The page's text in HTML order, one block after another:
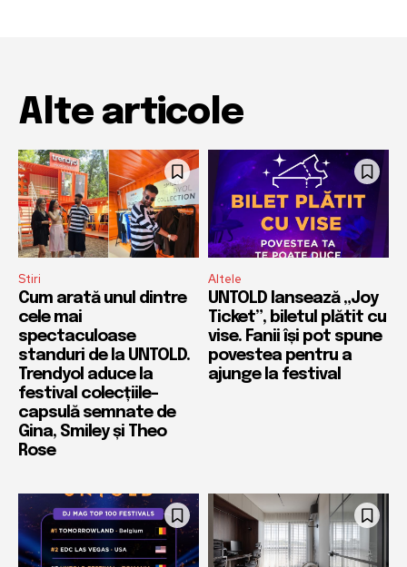
Alte articole
Stiri
Cum arată unul dintre
cele mai
spectaculoase
standuri de la UNTOLD.
Trendyol aduce la
festival colecțiile-
capsulă semnate de
Gina, Smiley și Theo
Rose
Altele
UNTOLD lansează „Joy
Ticket”, biletul plătit cu
vise. Fanii își pot spune
povestea pentru a
ajunge la festival